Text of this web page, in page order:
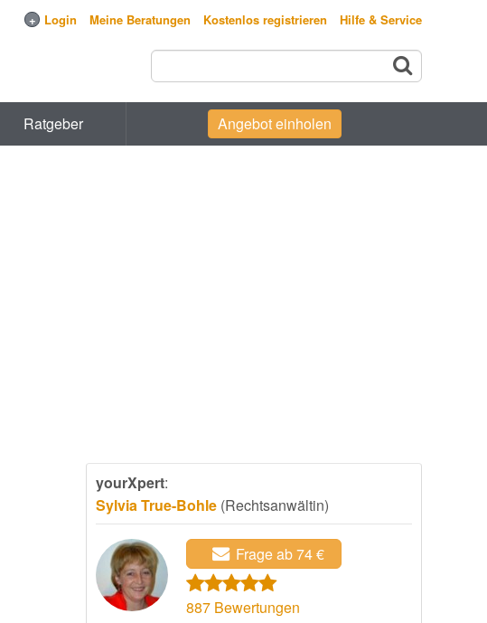
+ Login Meine Beratungen Kostenlos registrieren Hilfe & Service
Ratgeber Angebot einholen
yourXpert:
Sylvia True-Bohle (Rechtsanwältin)
Frage ab 74 €
887 Bewertungen